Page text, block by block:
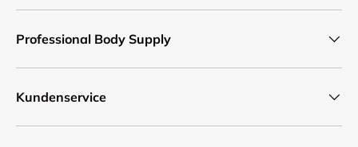
Professional Body Supply
Kundenservice